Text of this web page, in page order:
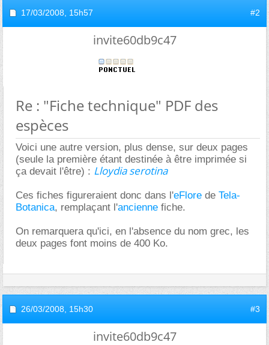
17/03/2008, 15h57 #2
invite60db9c47
Re : "Fiche technique" PDF des
espèces
Voici une autre version, plus dense, sur deux pages
(seule la première étant destinée à être imprimée si
ça devait l'être) : Lloydia serotina
Ces fiches figureraient donc dans l'eFlore de Tela-
Botanica, remplaçant l'ancienne fiche.
On remarquera qu'ici, en l'absence du nom grec, les
deux pages font moins de 400 Ko.
26/03/2008, 15h30 #3
invite60db9c47